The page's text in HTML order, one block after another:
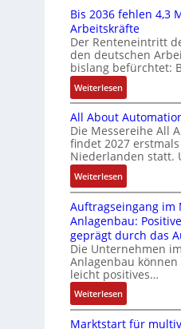
w
c
h
g
s
u
n
g
e
s
t
ä
t
i
g
t
R
e
i
f
e
g
r
a
d
M
L
3
f
e
m
e
n
t
e
m
i
t
S
p
e
z
i
a
l
m
e
m
b
r
I
n
t
e
g
r
t
i
o
v
o
A
G
V
u
n
d
R
n
f
a
c
h
e
S
e
n
s
o
r
I
n
t
e
g
a
t
Bis 2036 fehlen 4,3
Arbeitskräfte
Der Renteneintritt
den deutschen
bislang befürchtet:
Weiterlesen:
B
i
s
2
0
3
6
f
e
h
l
e
n
4
,
All About
Die Messereihe All
findet 2027
Niederlanden statt.
Weiterlesen:
A
l
l
A
b
o
u
t
A
Auftragseingang im
Anlagenbau:
geprägt durch das
Die Unternehmen
Anlagenbau
leicht positives…
Weiterlesen:
A
u
Marktstart für